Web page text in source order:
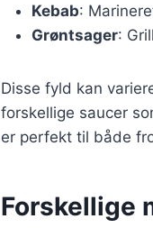
Kebab:
Grøntsager:
Disse fyld kan
forskellige saucer
er perfekt til både
Forskellige